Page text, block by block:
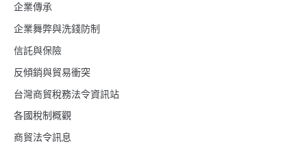
企業傳承
企業舞弊與洗錢防制
信託與保險
反傾銷與貿易衝突
台灣商貿稅務法令資訊站
各國稅制概觀
商貿法令訊息